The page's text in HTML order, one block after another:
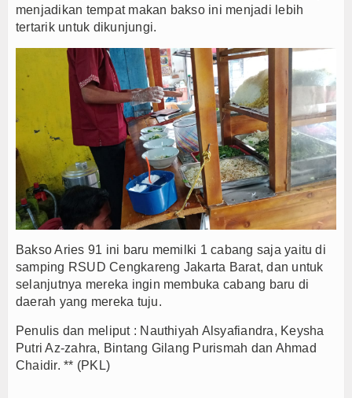
menjadikan tempat makan bakso ini menjadi lebih
tertarik untuk dikunjungi.
Bakso Aries 91 ini baru memilki 1 cabang saja yaitu di
samping RSUD Cengkareng Jakarta Barat, dan untuk
selanjutnya mereka ingin membuka cabang baru di
daerah yang mereka tuju.
Penulis dan meliput : Nauthiyah Alsyafiandra, Keysha
Putri Az-zahra, Bintang Gilang Purismah dan Ahmad
Chaidir. ** (PKL)